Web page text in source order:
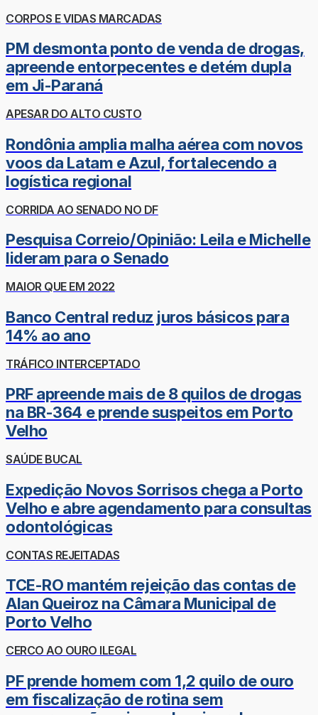
CORPOS E VIDAS MARCADAS
PM desmonta ponto de venda de drogas,
apreende entorpecentes e detém dupla
em Ji-Paraná
APESAR DO ALTO CUSTO
Rondônia amplia malha aérea com novos
voos da Latam e Azul, fortalecendo a
logística regional
CORRIDA AO SENADO NO DF
Pesquisa Correio/Opinião: Leila e Michelle
lideram para o Senado
MAIOR QUE EM 2022
Banco Central reduz juros básicos para
14% ao ano
TRÁFICO INTERCEPTADO
PRF apreende mais de 8 quilos de drogas
na BR-364 e prende suspeitos em Porto
Velho
SAÚDE BUCAL
Expedição Novos Sorrisos chega a Porto
Velho e abre agendamento para consultas
odontológicas
CONTAS REJEITADAS
TCE-RO mantém rejeição das contas de
Alan Queiroz na Câmara Municipal de
Porto Velho
CERCO AO OURO ILEGAL
PF prende homem com 1,2 quilo de ouro
em fiscalização de rotina sem